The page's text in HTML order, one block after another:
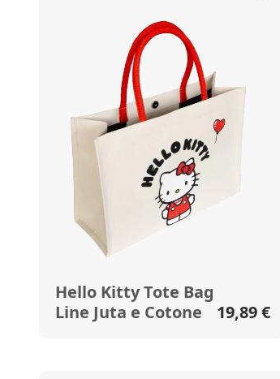
Hello Kitty Tote Bag
Line Juta e Cotone
19,89 €